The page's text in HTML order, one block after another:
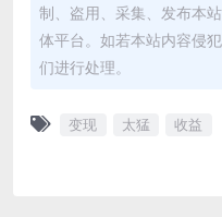
制、盗用、采集、发布本
体平台。如若本站内容侵
们进行处理。
变现 太猛 收益